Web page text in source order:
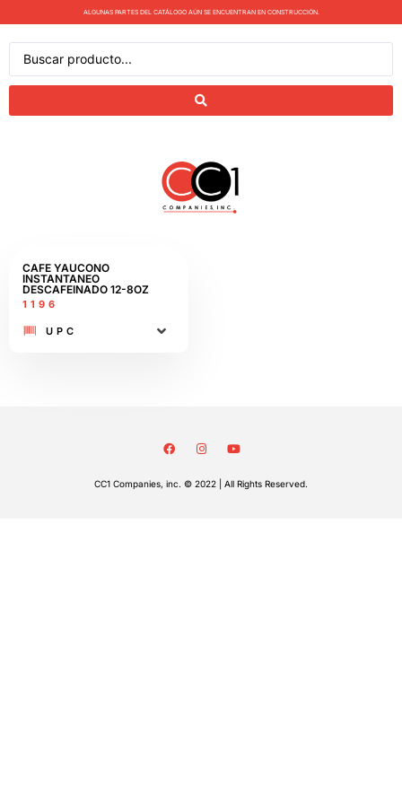
ALGUNAS PARTES DEL CATÁLOGO AÚN SE ENCUENTRAN EN CONSTRUCCIÓN.
CAFE YAUCONO
INSTANTANEO
DESCAFEINADO 12-8OZ
1196
UPC
CC1 Companies, inc. © 2022 | All Rights Reserved.